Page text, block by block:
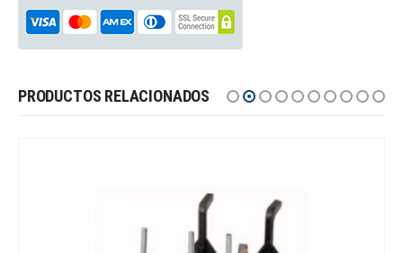
PRODUCTOS RELACIONADOS